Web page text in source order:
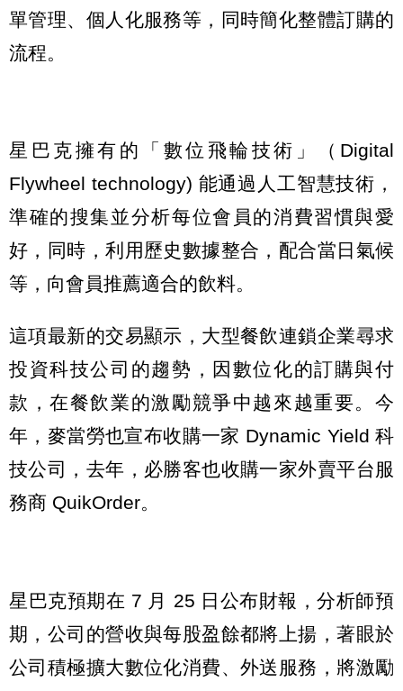
單管理、個人化服務等，同時簡化整體訂購的
流程。
星巴克擁有的「數位飛輪技術」（Digital
Flywheel technology) 能通過人工智慧技術，
準確的搜集並分析每位會員的消費習慣與愛
好，同時，利用歷史數據整合，配合當日氣候
等，向會員推薦適合的飲料。
這項最新的交易顯示，大型餐飲連鎖企業尋求
投資科技公司的趨勢，因數位化的訂購與付
款，在餐飲業的激勵競爭中越來越重要。今
年，麥當勞也宣布收購一家 Dynamic Yield 科
技公司，去年，必勝客也收購一家外賣平台服
務商 QuikOrder。
星巴克預期在 7 月 25 日公布財報，分析師預
期，公司的營收與每股盈餘都將上揚，著眼於
公司積極擴大數位化消費、外送服務，將激勵